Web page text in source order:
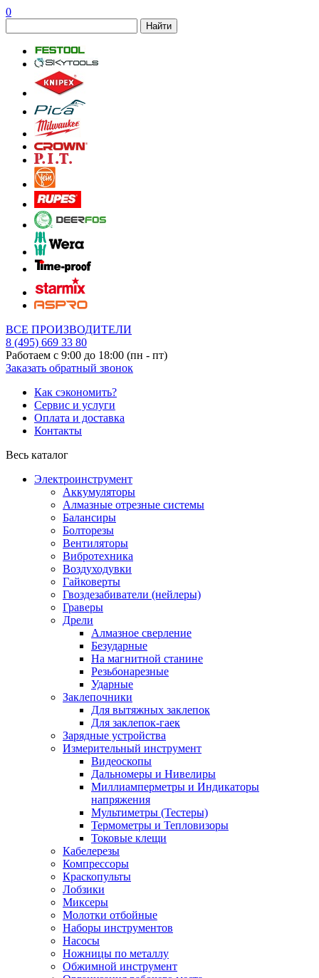
0
Найти
ВСЕ ПРОИЗВОДИТЕЛИ
8 (495) 669 33 80
Работаем с 9:00 до 18:00 (пн - пт)
Заказать обратный звонок
Как сэкономить?
Сервис и услуги
Оплата и доставка
Контакты
Весь каталог
Электроинструмент
Аккумуляторы
Алмазные отрезные системы
Балансиры
Болторезы
Вентиляторы
Вибротехника
Воздуходувки
Гайковерты
Гвоздезабиватели (нейлеры)
Граверы
Дрели
Алмазное сверление
Безударные
На магнитной станине
Резьбонарезные
Ударные
Заклепочники
Для вытяжных заклепок
Для заклепок-гаек
Зарядные устройства
Измерительный инструмент
Видеоскопы
Дальномеры и Нивелиры
Миллиамперметры и Индикаторы
напряжения
Мультиметры (Тестеры)
Термометры и Тепловизоры
Токовые клещи
Кабелерезы
Компрессоры
Краскопульты
Лобзики
Миксеры
Молотки отбойные
Наборы инструментов
Насосы
Ножницы по металлу
Обжимной инструмент